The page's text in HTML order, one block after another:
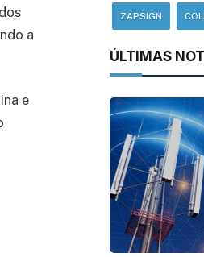
a
e
ZAPSIGN
ÚLTIMAS